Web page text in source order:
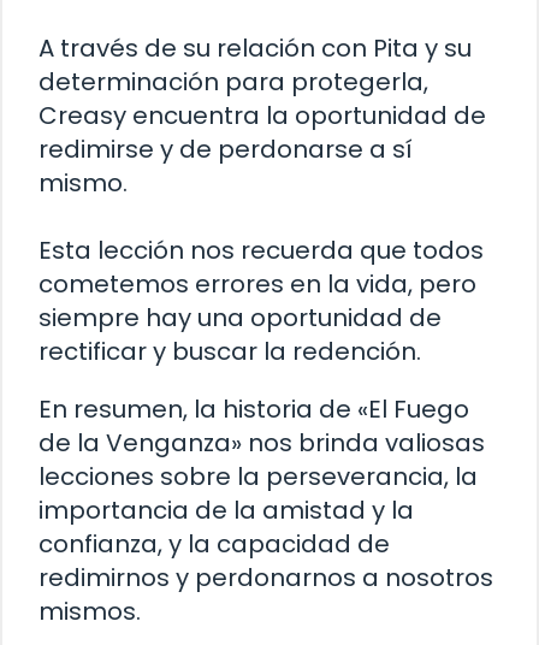
A través de su relación con Pita y su
determinación para protegerla,
Creasy encuentra la oportunidad de
redimirse y de perdonarse a sí
mismo.
Esta lección nos recuerda que todos
cometemos errores en la vida, pero
siempre hay una oportunidad de
rectificar y buscar la redención.
En resumen, la historia de «El Fuego
de la Venganza» nos brinda valiosas
lecciones sobre la perseverancia, la
importancia de la amistad y la
confianza, y la capacidad de
redimirnos y perdonarnos a nosotros
mismos.